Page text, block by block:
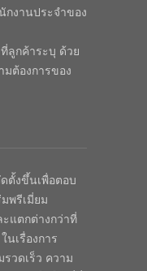
กงานประจำของ
ลูกค้าระบุ ด้วย
มต้องการของ
ตั้งขึ้นเพื่อตอบ
พรีเมี่ยม
แตกต่างกว่าที่
นเรื่องการ
วดเร็ว ความ